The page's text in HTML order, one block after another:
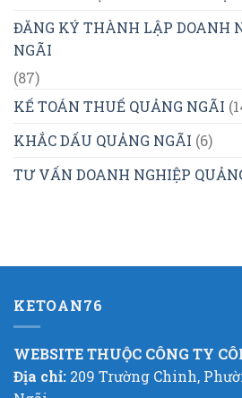
ĐĂNG KÝ THÀNH LẬP DOANH
NGÃI
(87)
KẾ TOÁN THUẾ QUẢNG NGÃI
KHẮC DẤU QUẢNG NGÃI (6)
TƯ VẤN DOANH NGHIỆP
KETOAN76
WEBSITE THUỘC CÔNG TY
Địa chỉ: 209 Trường Chinh,